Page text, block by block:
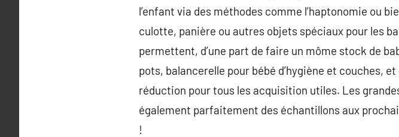
l’enfant via des méthodes comme l’haptonomie ou
culotte, panière ou autres objets spéciaux pour les
permettent, d’une part de faire un môme stock de
pots, balancerelle pour bébé d’hygiène et couches,
réduction pour tous les acquisition utiles. Les
également parfaitement des échantillons aux
!